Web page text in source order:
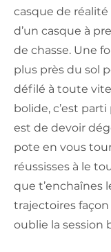
casque de réalité
d’un casque à
de chasse. Une
plus près du sol
défilé à toute
bolide, c’est
est de devoir
pote en vous
réussisses à le
que t’enchaînes
trajectoires façon
oublie la session